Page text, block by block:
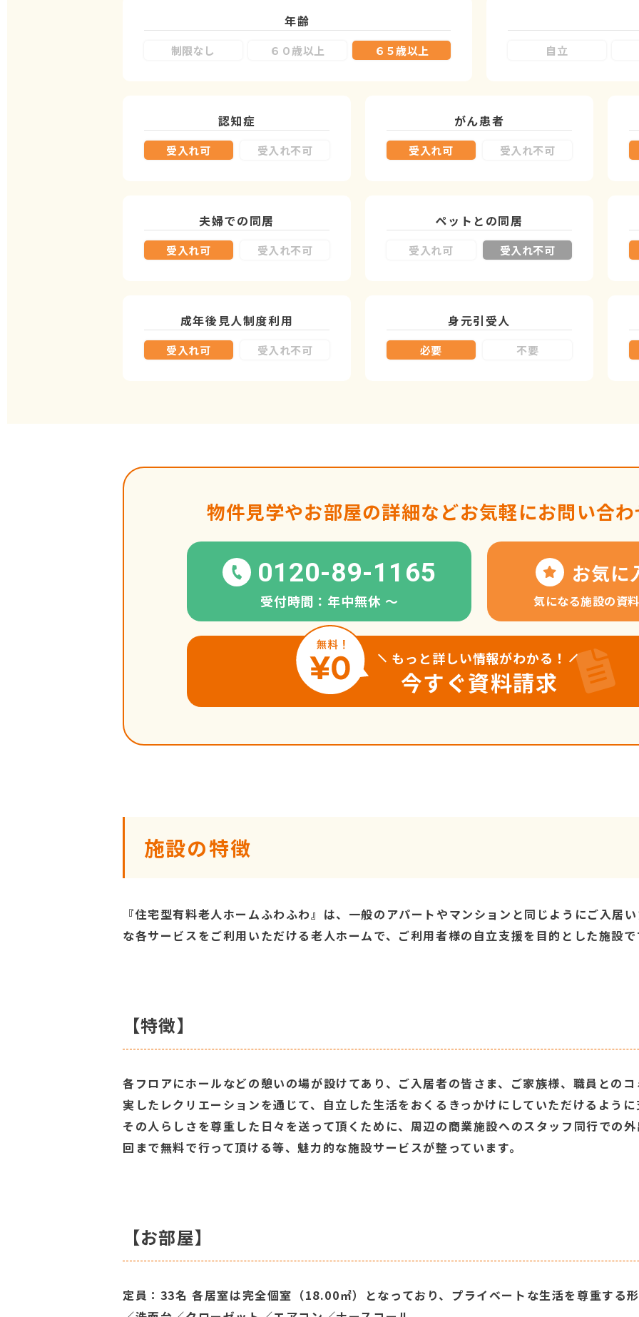
年齢
制限なし ６０歳以上 ６５歳以上 自立
認知症
受入れ可 受入れ不可
がん患者
受入れ可 受入れ不可
夫婦での同居
受入れ可 受入れ不可
ペットとの同居
受入れ可 受入れ不可
成年後見人制度利用
受入れ可 受入れ不可
身元引受人
必要 不要
物件見学やお部屋の詳細などお気軽にお問い合
0120-89-1165
受付時間：年中無休 〜
お気に
気になる施設の資
もっと詳しい情報がわかる！
今すぐ資料請求
施設の特徴
『住宅型有料老人ホームふわふわ』は、一般のアパートやマンションと同じようにご入居
な各サービスをご利用いただける老人ホームで、ご利用者様の自立支援を目的とした施設で
【特徴】
各フロアにホールなどの憩いの場が設けてあり、ご入居者の皆さま、ご家族様、職員との
実したレクリエーションを通じて、自立した生活をおくるきっかけにしていただけるよう
その人らしさを尊重した日々を送って頂くために、周辺の商業施設へのスタッフ同行での
回まで無料で行って頂ける等、魅力的な施設サービスが整っています。
【お部屋】
定員：33名 各居室は完全個室（18.00㎡）となっており、プライベートな生活を尊重す